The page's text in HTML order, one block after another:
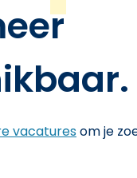
vacaturesom je